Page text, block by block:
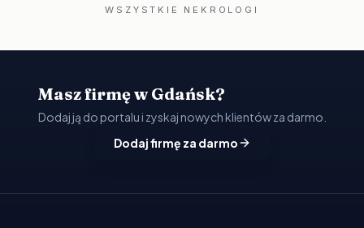
WSZYSTKIE NEKROLOGI
Masz firmę w Gdańsk?
Dodaj ją do portalu i zyskaj nowych klientów za darmo.
Dodaj firmę za darmo